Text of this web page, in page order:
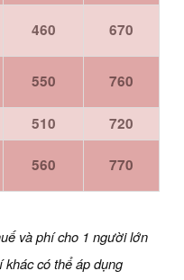
460 670
550 760
510
720
560 770
và phí cho 1 người lớn
khác có thể áp dụng